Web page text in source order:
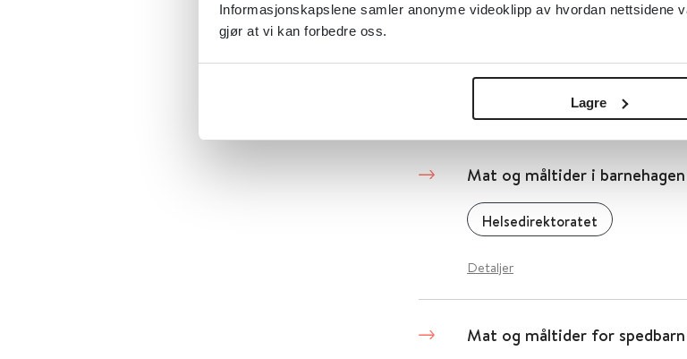
Informasjonskapslene samler anonyme videoklipp av hvordan nettsidene
gjør at vi kan forbedre oss.
Lagre
Mat og måltider i
Arendal kommune
Mat og måltider i
Helsedirektoratet
Detaljer
Mat og måltider for